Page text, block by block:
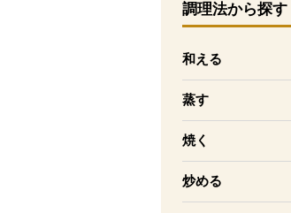
調理法から探す
和える
蒸す
焼く
炒める